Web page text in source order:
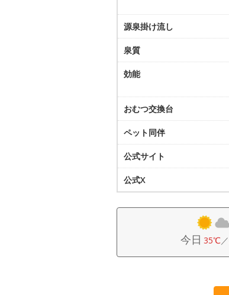
源泉掛け流し
泉質
効能
おむつ交換台
ペット同伴
公式サイト
公式X
今日 35℃／